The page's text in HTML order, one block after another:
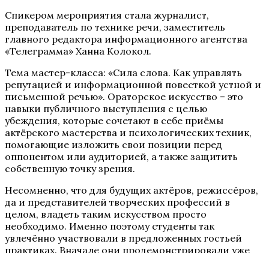
Спикером мероприятия стала журналист,
преподаватель по технике речи, заместитель
главного редактора информационного агентства
«Телеграмма» Ханна Колокол.
Тема мастер-класса: «Сила слова. Как управлять
репутацией и информационной повесткой устной и
письменной речью». Ораторское искусство – это
навыки публичного выступления с целью
убеждения, которые сочетают в себе приёмы
актёрского мастерства и психологических техник,
помогающие изложить свои позиции перед
оппонентом или аудиторией, а также защитить
собственную точку зрения.
Несомненно, что для будущих актёров, режиссёров,
да и представителей творческих профессий в
целом, владеть таким искусством просто
необходимо. Именно поэтому студенты так
увлечённо участвовали в предложенных гостьей
практиках. Вначале они продемонстрировали уже